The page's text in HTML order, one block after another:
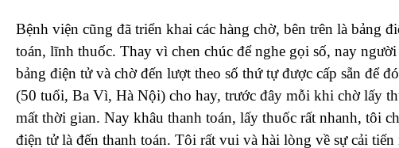
Bệnh viện cũng đã triển khai các hàng chờ, bên trên là bảng
toán, lĩnh thuốc. Thay vì chen chúc để nghe gọi số, nay
bảng điện tử và chờ đến lượt theo số thứ tự được cấp sẵn để
(50 tuổi, Ba Vì, Hà Nội) cho hay, trước đây mỗi khi chờ lấy
mất thời gian. Nay khâu thanh toán, lấy thuốc rất nhanh, tôi
điện tử là đến thanh toán. Tôi rất vui và hài lòng về sự cải tiến